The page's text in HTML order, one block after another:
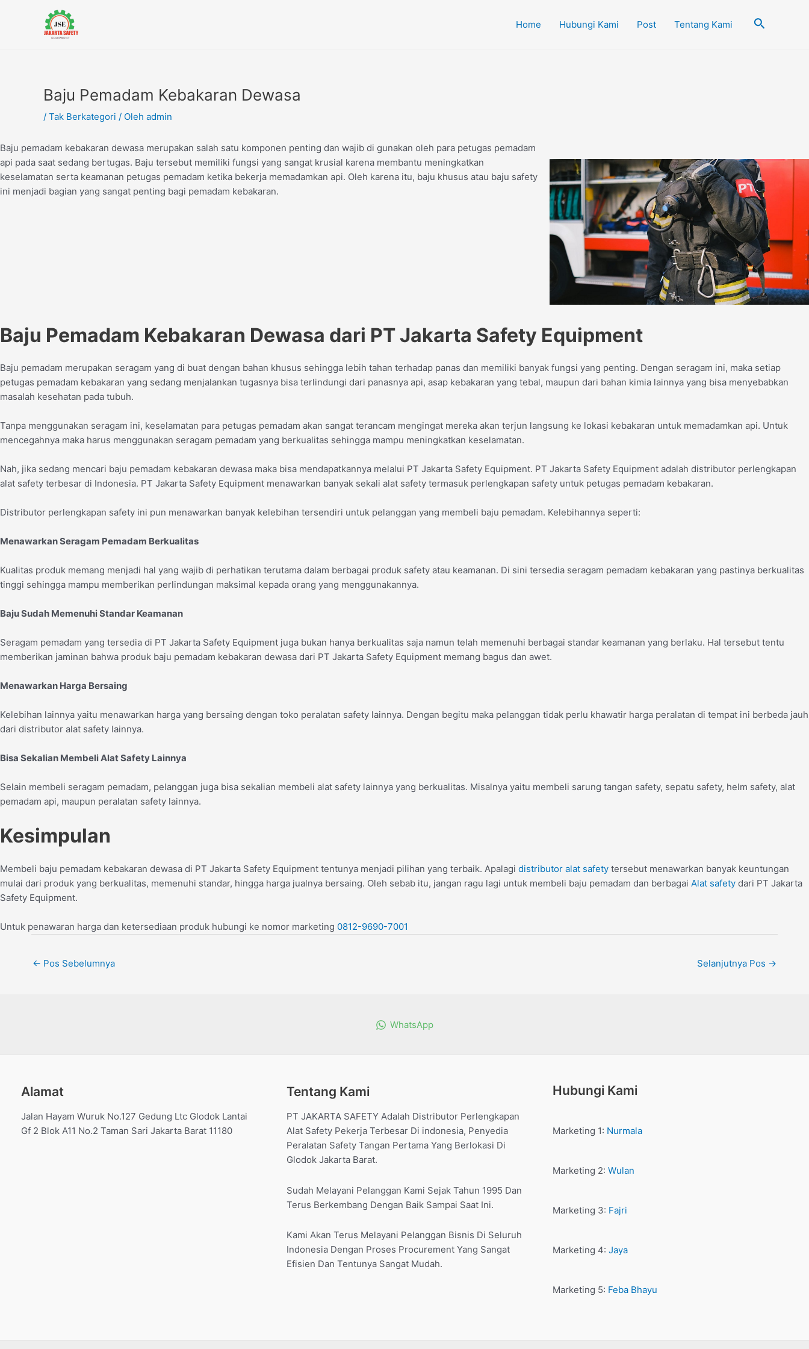
Home Hubungi Kami Post Tentang Kami Cari
Baju Pemadam Kebakaran Dewasa
/ Tak Berkategori / Oleh admin
Baju pemadam kebakaran dewasa merupakan salah satu komponen penting dan wajib di gunakan oleh para petugas pemadam
api pada saat sedang bertugas. Baju tersebut memiliki fungsi yang sangat krusial karena membantu meningkatkan
keselamatan serta keamanan petugas pemadam ketika bekerja memadamkan api. Oleh karena itu, baju khusus atau baju safety
ini menjadi bagian yang sangat penting bagi pemadam kebakaran.
Baju Pemadam Kebakaran Dewasa dari PT Jakarta Safety Equipment
Baju pemadam merupakan seragam yang di buat dengan bahan khusus sehingga lebih tahan terhadap panas dan memiliki banyak fungsi yang penting. Dengan seragam ini, maka setiap
petugas pemadam kebakaran yang sedang menjalankan tugasnya bisa terlindungi dari panasnya api, asap kebakaran yang tebal, maupun dari bahan kimia lainnya yang bisa menyebabkan
masalah kesehatan pada tubuh.
Tanpa menggunakan seragam ini, keselamatan para petugas pemadam akan sangat terancam mengingat mereka akan terjun langsung ke lokasi kebakaran untuk memadamkan api. Untuk
mencegahnya maka harus menggunakan seragam pemadam yang berkualitas sehingga mampu meningkatkan keselamatan.
Nah, jika sedang mencari baju pemadam kebakaran dewasa maka bisa mendapatkannya melalui PT Jakarta Safety Equipment. PT Jakarta Safety Equipment adalah distributor perlengkapan
alat safety terbesar di Indonesia. PT Jakarta Safety Equipment menawarkan banyak sekali alat safety termasuk perlengkapan safety untuk petugas pemadam kebakaran.
Distributor perlengkapan safety ini pun menawarkan banyak kelebihan tersendiri untuk pelanggan yang membeli baju pemadam. Kelebihannya seperti:
Menawarkan Seragam Pemadam Berkualitas
Kualitas produk memang menjadi hal yang wajib di perhatikan terutama dalam berbagai produk safety atau keamanan. Di sini tersedia seragam pemadam kebakaran yang pastinya berkualitas
tinggi sehingga mampu memberikan perlindungan maksimal kepada orang yang menggunakannya.
Baju Sudah Memenuhi Standar Keamanan
Seragam pemadam yang tersedia di PT Jakarta Safety Equipment juga bukan hanya berkualitas saja namun telah memenuhi berbagai standar keamanan yang berlaku. Hal tersebut tentu
memberikan jaminan bahwa produk baju pemadam kebakaran dewasa dari PT Jakarta Safety Equipment memang bagus dan awet.
Menawarkan Harga Bersaing
Kelebihan lainnya yaitu menawarkan harga yang bersaing dengan toko peralatan safety lainnya. Dengan begitu maka pelanggan tidak perlu khawatir harga peralatan di tempat ini berbeda jauh
dari distributor alat safety lainnya.
Bisa Sekalian Membeli Alat Safety Lainnya
Selain membeli seragam pemadam, pelanggan juga bisa sekalian membeli alat safety lainnya yang berkualitas. Misalnya yaitu membeli sarung tangan safety, sepatu safety, helm safety, alat
pemadam api, maupun peralatan safety lainnya.
Kesimpulan
Membeli baju pemadam kebakaran dewasa di PT Jakarta Safety Equipment tentunya menjadi pilihan yang terbaik. Apalagi distributor alat safety tersebut menawarkan banyak keuntungan
mulai dari produk yang berkualitas, memenuhi standar, hingga harga jualnya bersaing. Oleh sebab itu, jangan ragu lagi untuk membeli baju pemadam dan berbagai Alat safety dari PT Jakarta
Safety Equipment.
Untuk penawaran harga dan ketersediaan produk hubungi ke nomor marketing 0812-9690-7001
navigation
← Pos Sebelumnya Selanjutnya Pos →
WhatsApp
Alamat
Jalan Hayam Wuruk No.127 Gedung Ltc Glodok Lantai
Gf 2 Blok A11 No.2 Taman Sari Jakarta Barat 11180
Tentang Kami
PT JAKARTA SAFETY Adalah Distributor Perlengkapan
Alat Safety Pekerja Terbesar Di indonesia, Penyedia
Peralatan Safety Tangan Pertama Yang Berlokasi Di
Glodok Jakarta Barat.
Sudah Melayani Pelanggan Kami Sejak Tahun 1995 Dan
Terus Berkembang Dengan Baik Sampai Saat Ini.
Kami Akan Terus Melayani Pelanggan Bisnis Di Seluruh
Indonesia Dengan Proses Procurement Yang Sangat
Efisien Dan Tentunya Sangat Mudah.
Hubungi Kami
Marketing 1: Nurmala
Marketing 2: Wulan
Marketing 3: Fajri
Marketing 4: Jaya
Marketing 5: Feba Bhayu